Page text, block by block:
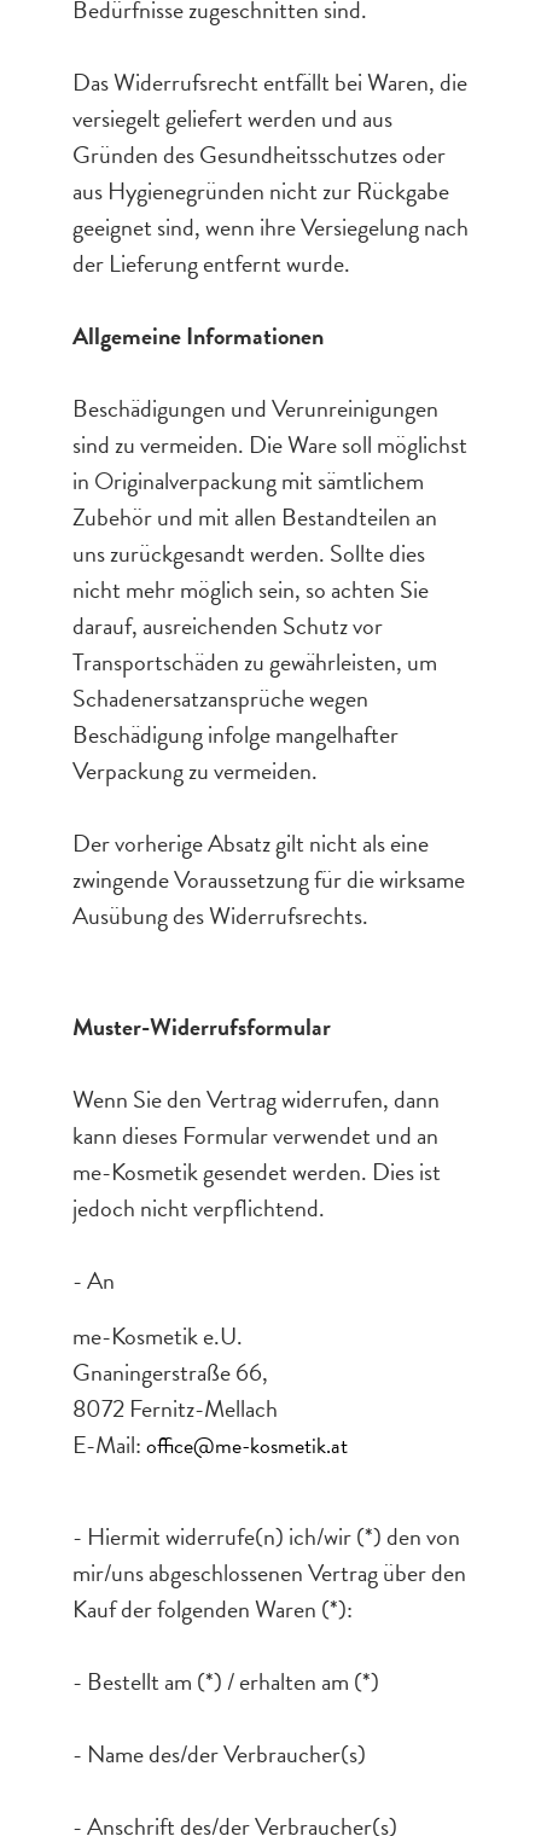
Bedürfnisse zugeschnitten sind.
Das Widerrufsrecht entfällt bei Waren, die
versiegelt geliefert werden und aus
Gründen des Gesundheitsschutzes oder
aus Hygienegründen nicht zur Rückgabe
geeignet sind, wenn ihre Versiegelung nach
der Lieferung entfernt wurde.
Allgemeine Informationen
Beschädigungen und Verunreinigungen
sind zu vermeiden. Die Ware soll möglichst
in Originalverpackung mit sämtlichem
Zubehör und mit allen Bestandteilen an
uns zurückgesandt werden. Sollte dies
nicht mehr möglich sein, so achten Sie
darauf, ausreichenden Schutz vor
Transportschäden zu gewährleisten, um
Schadenersatzansprüche wegen
Beschädigung infolge mangelhafter
Verpackung zu vermeiden.
Der vorherige Absatz gilt nicht als eine
zwingende Voraussetzung für die wirksame
Ausübung des Widerrufsrechts.
Muster-Widerrufsformular
Wenn Sie den Vertrag widerrufen, dann
kann dieses Formular verwendet und an
me-Kosmetik gesendet werden. Dies ist
jedoch nicht verpflichtend.
- An
me-Kosmetik e.U.
Gnaningerstraße 66,
8072 Fernitz-Mellach
E-Mail:office@me-kosmetik.at
- Hiermit widerrufe(n) ich/wir (*) den von
mir/uns abgeschlossenen Vertrag über den
Kauf der folgenden Waren (*):
- Bestellt am (*) / erhalten am (*)
- Name des/der Verbraucher(s)
- Anschrift des/der Verbraucher(s)